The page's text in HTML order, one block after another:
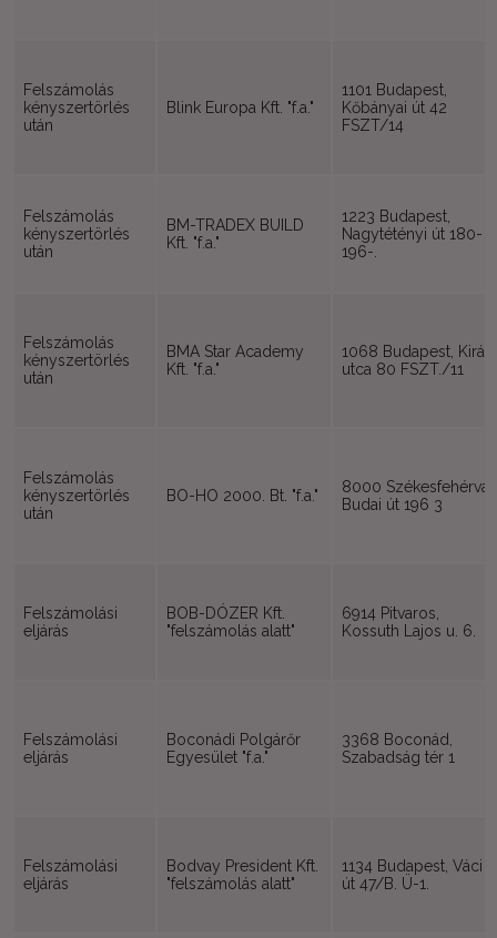
Felszámolás
kényszertörlés
után
Blink Europa Kft. "f.a."
1101 Budapest,
Kőbányai út 42
FSZT/14
Felszámolás
kényszertörlés
után
BM-TRADEX BUILD
Kft. "f.a."
1223 Budapest,
Nagytétényi út 180-
196-.
Felszámolás
kényszertörlés
után
BMA Star Academy
Kft. "f.a."
1068 Budapest,
utca 80 FSZT./11
Felszámolás
kényszertörlés
után
BO-HO 2000. Bt. "f.a."
8000 Székesfehérvár,
Budai út 196 3
Felszámolási
eljárás
BOB-DÓZER Kft.
"felszámolás alatt"
6914 Pitvaros,
Kossuth Lajos u. 6.
Felszámolási
eljárás
Boconádi Polgárőr
Egyesület "f.a."
3368 Boconád,
Szabadság tér 1
Felszámolási
eljárás
Bodvay President Kft.
"felszámolás alatt"
1134 Budapest, Váci
út 47/B. Ü-1.